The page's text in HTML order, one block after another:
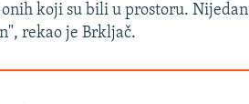
koji su bili u prostoru. Nijedan
rekao je Brkljač.